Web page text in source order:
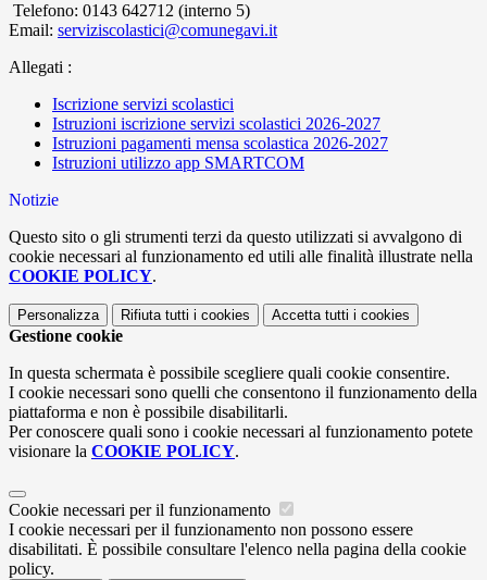
Telefono: 0143 642712 (interno 5)
Email: serviziscolastici@comunegavi.it
Allegati :
Iscrizione servizi scolastici
Istruzioni iscrizione servizi scolastici 2026-2027
Istruzioni pagamenti mensa scolastica 2026-2027
Istruzioni utilizzo app SMARTCOM
Notizie
Questo sito o gli strumenti terzi da questo utilizzati si avvalgono di
cookie necessari al funzionamento ed utili alle finalità illustrate nella
COOKIE POLICY.
Personalizza Rifiuta tutti i cookies Accetta tutti i cookies
Gestione cookie
In questa schermata è possibile scegliere quali cookie consentire.
I cookie necessari sono quelli che consentono il funzionamento della
piattaforma e non è possibile disabilitarli.
Per conoscere quali sono i cookie necessari al funzionamento potete
visionare la COOKIE POLICY.
Cookie necessari per il funzionamento
I cookie necessari per il funzionamento non possono essere
disabilitati. È possibile consultare l'elenco nella pagina della cookie
policy.